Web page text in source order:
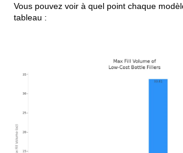
Vous pouvez voir à quel point chaque
tableau :